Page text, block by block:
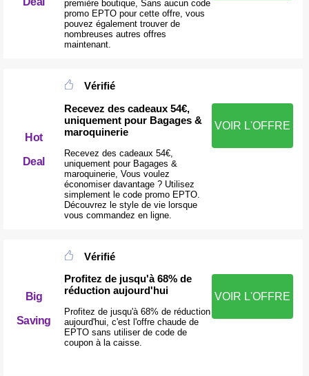
première boutique, Sans aucun code
promo EPTO pour cette offre, vous
pouvez également trouver de
nombreuses autres offres
maintenant.
Hot
Deal
Vérifié
Recevez des cadeaux 54€,
uniquement pour Bagages &
maroquinerie
Recevez des cadeaux 54€,
uniquement pour Bagages &
maroquinerie, Vous voulez
économiser davantage ? Utilisez
simplement le code promo EPTO.
Découvrez le style de vie lorsque
vous commandez en ligne.
VOIR L'OFFRE
Big
Saving
Vérifié
Profitez de jusqu'à 68% de
réduction aujourd'hui
Profitez de jusqu'à 68% de réduction
aujourd'hui, c'est l'offre chaude de
EPTO sans utiliser de code de
coupon à la caisse.
VOIR L'OFFRE